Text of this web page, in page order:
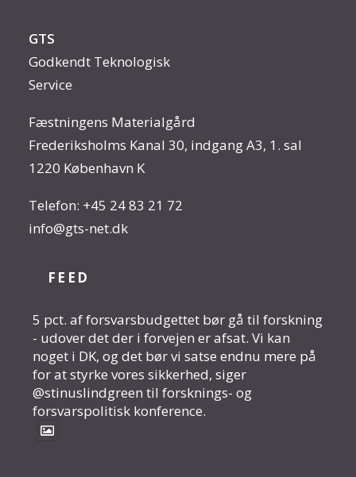
GTS
Godkendt Teknologisk
Service
Fæstningens Materialgård
Frederiksholms Kanal 30, indgang A3, 1. sal
1220 København K
Telefon: +45 24 83 21 72
info@gts-net.dk
FEED
5 pct. af forsvarsbudgettet bør gå til forskning
- udover det der i forvejen er afsat. Vi kan
noget i DK, og det bør vi satse endnu mere på
for at styrke vores sikkerhed, siger
@stinuslindgreen til forsknings- og
forsvarspolitisk konference.